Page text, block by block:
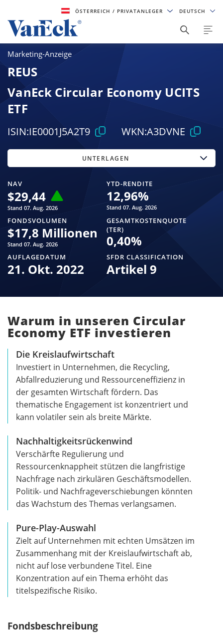
ÖSTERREICH/ PRIVATANLEGER DEUTSCH
Marketing-Anzeige
REUS
VanEck Circular Economy UCITS
ETF
ISIN:IE0001J5A2T9 WKN:A3DVNE
NAV
$29,44
Stand 07. Aug. 2026
YTD-RENDITE
12,96%
Stand 07. Aug. 2026
FONDSVOLUMEN
$17,8 Millionen
Stand 07. Aug. 2026
GESAMTKOSTENQUOTE
(TER)
0,40%
AUFLAGEDATUM
21. Okt. 2022
SFDR CLASSIFICATION
Artikel 9
UNTERLAGEN
Warum in unseren Circular
Economy ETF investieren
Die Kreislaufwirtschaft
Investiert in Unternehmen, die Recycling,
Abfallreduzierung und Ressourceneffizienz in
der gesamten Wirtschaft fördern. Das
thematische Engagement ist konzentriert und
kann volatiler sein als breite Märkte.
Nachhaltigkeitsrückenwind
Verschärfte Regulierung und
Ressourcenknappheit stützen die langfristige
Nachfrage nach zirkulären Geschäftsmodellen.
Politik- und Nachfrageverschiebungen könnten
das Wachstum des Themas verlangsamen.
Pure-Play-Auswahl
Zielt auf Unternehmen mit echten Umsätzen im
Zusammenhang mit der Kreislaufwirtschaft ab,
nicht auf lose verbundene Titel. Eine
Konzentration auf ein Thema erhöht das
titelspezifische Risiko.
Fondsbeschreibung